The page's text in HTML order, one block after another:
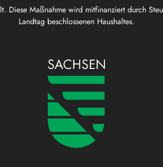
Diese Maßnahme wird mitfinanziert durch
Landtag beschlossenen Haushaltes.